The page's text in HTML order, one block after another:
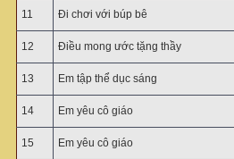
11 Đi chơi với búp bê
12 Điều mong ước tặng thầy
13 Em tập thể dục sáng
14 Em yêu cô giáo
15 Em yêu cô giáo